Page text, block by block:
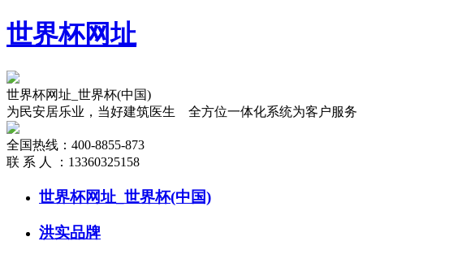
世界杯网址
世界杯网址_世界杯(中国)
为民安居乐业，当好建筑医生 全方位一体化系统为客户服务
全国热线： 400-8855-873
联 系 人 ： 13360325158
世界杯网址_世界杯(中国)
洪实品牌